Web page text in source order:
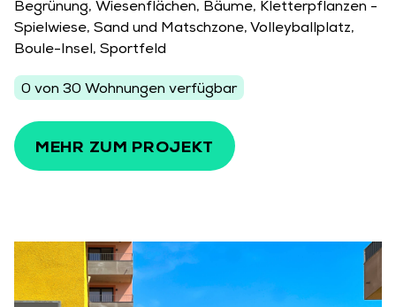
Begrünung, Wiesenflächen, Bäume, Kletterpflanzen -
Spielwiese, Sand und Matschzone, Volleyballplatz,
Boule-Insel, Sportfeld
0 von 30 Wohnungen verfügbar
MEHR ZUM PROJEKT